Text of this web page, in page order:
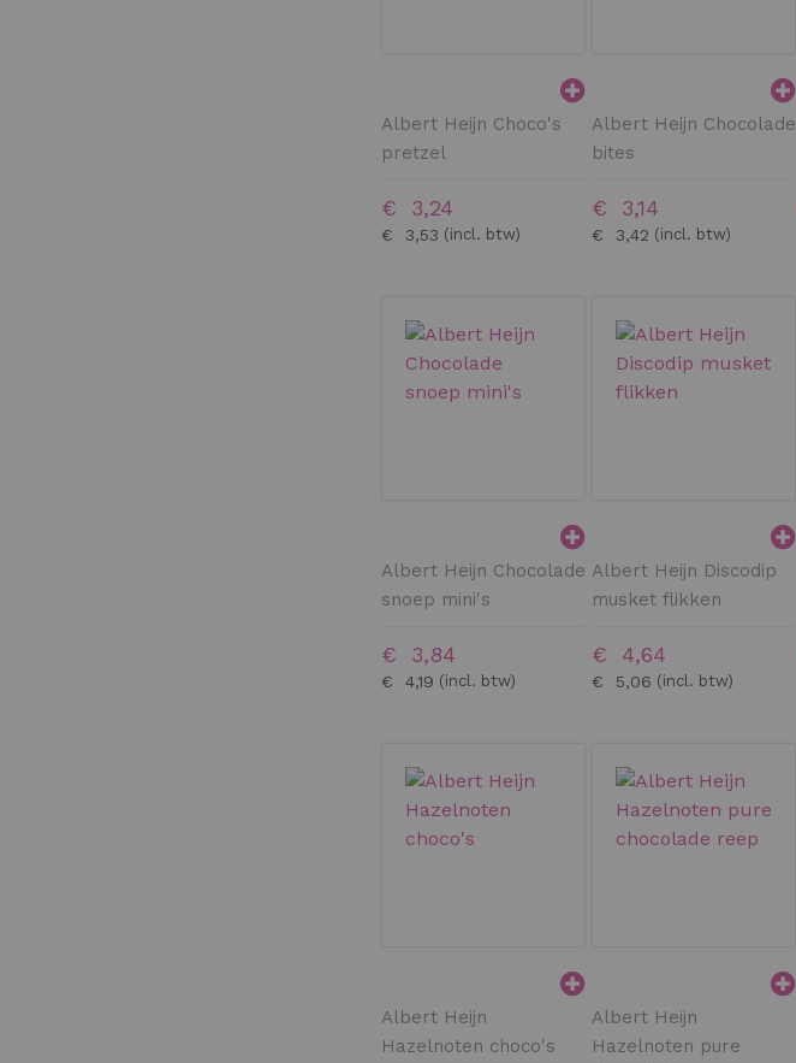
Albert Heijn Choco's
pretzel
€ 3,53
€ 3,24
Albert Heijn Chocolade
bites
€ 3,42
€ 3,14
Albert Heijn Chocolade
snoep mini's
€ 4,19
€ 3,84
Albert Heijn Discodip
musket flikken
€ 5,06
€ 4,64
Albert Heijn
Hazelnoten choco's
Albert Heijn
Hazelnoten pure